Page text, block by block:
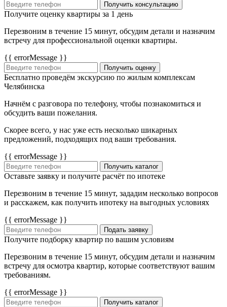
Получить консультацию
Получите оценку квартиры за 1 день
Перезвоним в течение 15 минут, обсудим детали и назначим
встречу для профессиональной оценки квартиры.
{{ errorMessage }}
Получить оценку
Бесплатно проведём экскурсию по жилым комплексам
Челябинска
Начнём с разговора по телефону, чтобы познакомиться и
обсудить ваши пожелания.
Скорее всего, у нас уже есть несколько шикарных
предложений, подходящих под ваши требования.
{{ errorMessage }}
Получить каталог
Оставьте заявку и получите расчёт по ипотеке
Перезвоним в течение 15 минут, зададим несколько вопросов
и расскажем, как получить ипотеку на выгодных условиях
{{ errorMessage }}
Подать заявку
Получите подборку квартир по вашим условиям
Перезвоним в течение 15 минут, обсудим детали и назначим
встречу для осмотра квартир, которые соответствуют вашим
требованиям.
{{ errorMessage }}
Получить каталог